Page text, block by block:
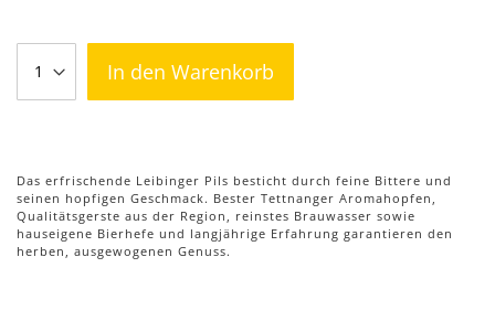
In den Warenkorb
Das erfrischende Leibinger Pils besticht durch feine Bittere und
seinen hopfigen Geschmack. Bester Tettnanger Aromahopfen,
Qualitätsgerste aus der Region, reinstes Brauwasser sowie
hauseigene Bierhefe und langjährige Erfahrung garantieren den
herben, ausgewogenen Genuss.